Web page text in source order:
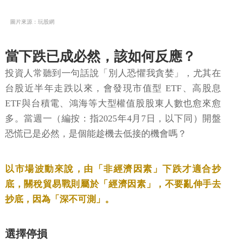
圖片來源：玩股網
當下跌已成必然，該如何反應？
投資人常聽到一句話說「別人恐懼我貪婪」，尤其在
台股近半年走跌以來，會發現市值型 ETF、高股息
ETF與台積電、鴻海等大型權值股股東人數也愈來愈
多。當週一（編按：指2025年4月7日，以下同）開盤
恐慌已是必然，是個能趁機去低接的機會嗎？
以市場波動來說，由「非經濟因素」下跌才適合抄
底，關稅貿易戰則屬於「經濟因素」，不要亂伸手去
抄底，因為「深不可測」。
選擇停損